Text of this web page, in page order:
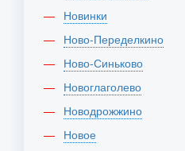
Новинки
Ново-Переделкино
Ново-Синьково
Новоглаголево
Новодрожжино
Новое